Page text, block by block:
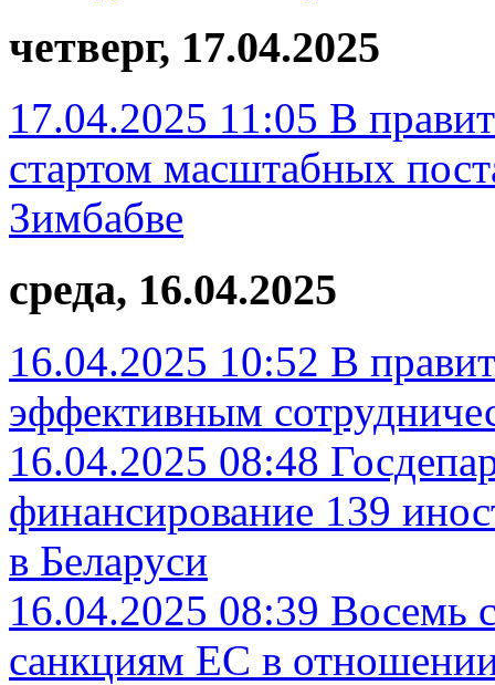
четверг, 17.04.2025
17.04.2025 11:05 В
стартом масштабных
Зимбабве
среда, 16.04.2025
16.04.2025 10:52 В
эффективным
16.04.2025 08:48
финансирование 139
в Беларуси
16.04.2025 08:39 Восемь
санкциям ЕC в